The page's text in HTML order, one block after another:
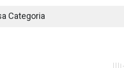
Categoria